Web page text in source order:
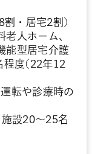
・居宅2割)
老人ホーム、
能型居宅介護
程度(22年12
転や診療時の
設20～25名